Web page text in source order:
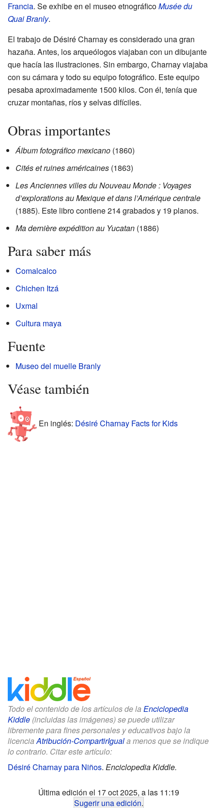
Francia. Se exhibe en el museo etnográficoMusée du
Quai Branly.
El trabajo de Désiré Charnay es considerado una gran
hazaña. Antes, los arqueólogos viajaban con un dibujante
que hacía las ilustraciones. Sin embargo, Charnay viajaba
con su cámara y todo su equipo fotográfico. Este equipo
pesaba aproximadamente 1500 kilos. Con él, tenía que
cruzar montañas, ríos y selvas difíciles.
Obras importantes
Álbum fotográfico mexicano (1860)
Cités et ruines américaines (1863)
Les Anciennes villes du Nouveau Monde : Voyages
d’explorations au Mexique et dans l’Amérique centrale
(1885). Este libro contiene 214 grabados y 19 planos.
Ma dernière expédition au Yucatan (1886)
Para saber más
Comalcalco
Chichen Itzá
Uxmal
Cultura maya
Fuente
Museo del muelle Branly
Véase también
En inglés: Désiré Charnay Facts for Kids
Todo el contenido de los artículos de la Enciclopedia
Kiddle (incluidas las imágenes) se puede utilizar
libremente para fines personales y educativos bajo la
licenciaAtribución-CompartirIguala menos que se indique
lo contrario. Citar este artículo:
Désiré Charnay para Niños. Enciclopedia Kiddle.
Última edición el 17 oct 2025, a las 11:19
Sugerir una edición.